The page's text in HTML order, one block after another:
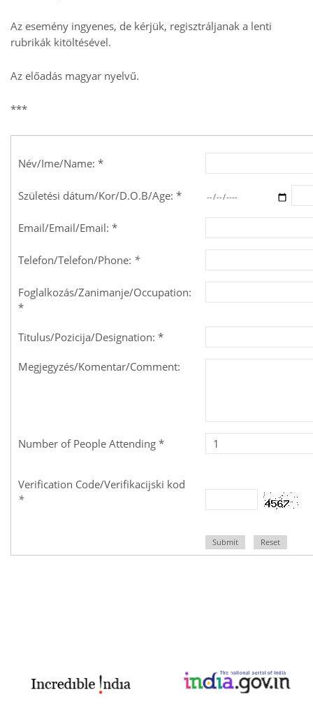
Az esemény ingyenes, de kérjük, regisztráljanak a lenti
rubrikák kitöltésével.
Az előadás magyar nyelvű.
***
Név/Ime/Name: *
Születési dátum/Kor/D.O.B/Age: *
Email/Email/Email: *
Telefon/Telefon/Phone: *
Foglalkozás/Zanimanje/Occupation:
*
Titulus/Pozicija/Designation: *
Megjegyzés/Komentar/Comment:
Number of People Attending *
Verification Code/Verifikacijski kod
*
Submit Reset